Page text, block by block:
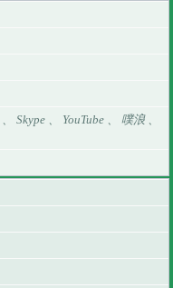
Skype 、 YouTube 、 噗浪 、